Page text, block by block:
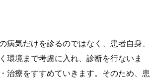
病気だけを診るのではなく、患者自身、
環境まで考慮に入れ、診断を行ないま
治療をすすめていきます。そのため、患